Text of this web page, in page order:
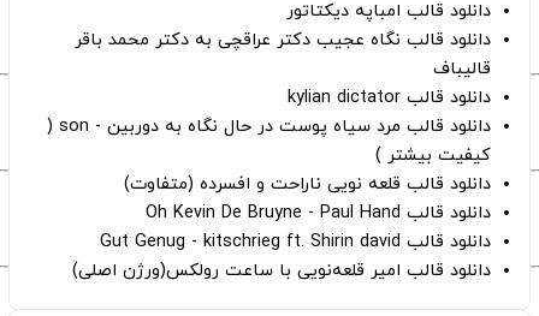
دانلود قالب امباپه دیکتاتور
دانلود قالب نگاه عجیب دکتر عراقچی به دکتر محمد باقر
قالیباف
دانلود قالب kylian dictator
دانلود قالب مرد سیاه پوست در حال نگاه به دوربین - son (
کیفیت بیشتر )
دانلود قالب قلعه نویی ناراحت و افسرده (متفاوت)
دانلود قالب Oh Kevin De Bruyne - Paul Hand
دانلود قالب Gut Genug - kitschrieg ft. Shirin david
دانلود قالب امیر قلعه‌نویی با ساعت رولکس(ورژن اصلی)